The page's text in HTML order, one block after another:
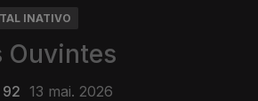
INATIVO
Ouvintes
92 13 mai. 2026